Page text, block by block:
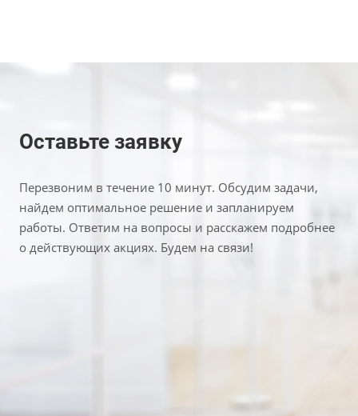
Оставьте заявку
Перезвоним в течение 10 минут. Обсудим задачи,
найдем оптимальное решение и запланируем
работы. Ответим на вопросы и расскажем подробнее
о действующих акциях. Будем на связи!